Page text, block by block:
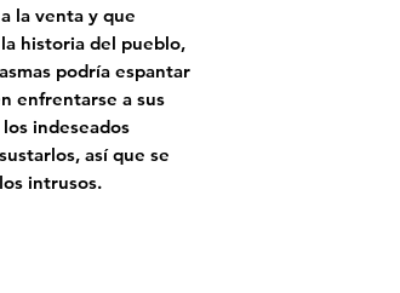
la venta y que
historia del pueblo,
podría espantar
enfrentarse a sus
indeseados
así que se
intrusos.